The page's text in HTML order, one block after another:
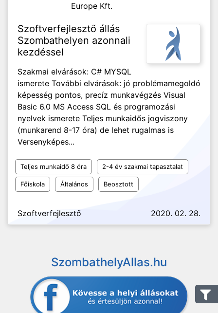
Europe Kft.
Szoftverfejlesztő állás
Szombathelyen azonnali
kezdéssel
Szakmai elvárások: C# MYSQL
ismerete További elvárások: jó problémamegoldó
képesség pontos, precíz munkavégzés Visual
Basic 6.0 MS Access SQL és programozási
nyelvek ismerete Teljes munkaidős jogviszony
(munkarend 8-17 óra) de lehet rugalmas is
Versenyképes...
Teljes munkaidő 8 óra 2-4 év szakmai tapasztalat
Főiskola Általános Beosztott
Szoftverfejlesztő 2020. 02. 28.
SzombathelyAllas.hu